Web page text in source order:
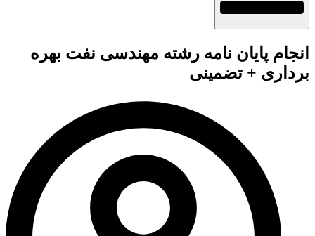
انجام پایان نامه رشته مهندسی نفت بهره
برداری + تضمینی